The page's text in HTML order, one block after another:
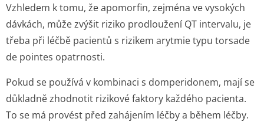
Vzhledem k tomu, že apomorfin, zejména ve vysokých
dávkách, může zvýšit riziko prodloužení QT intervalu, je
třeba při léčbě pacientů s rizikem arytmie typu torsade
de pointes opatrnosti.
Pokud se používá v kombinaci s domperidonem, mají se
důkladně zhodnotit rizikové faktory každého pacienta.
To se má provést před zahájením léčby a během léčby.